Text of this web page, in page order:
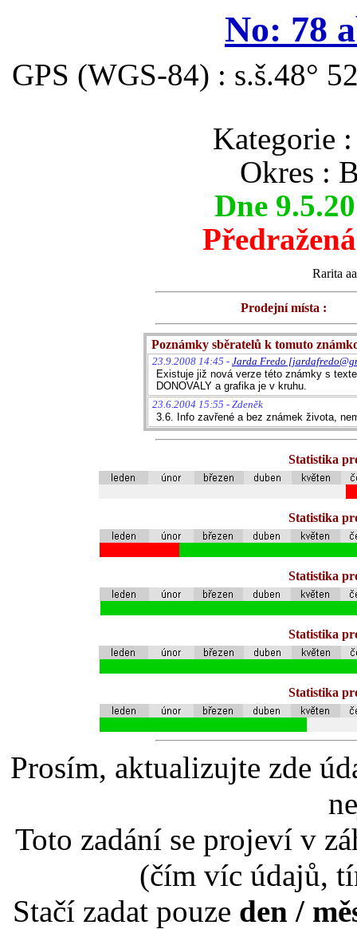
No: 78
GPS (WGS-84) : s.š.48°
Kategorie
Okres :
Dne
Rarita
Prodejní místa :
Poznámky sběratelů k tomuto
23.9.2008 14:45 - Jarda Fredo
Existuje již nová verze této známky s
DONOVALY a grafika je v kruhu.
23.6.2004 15:55 - Zdeněk
3.6. Info zavřené a bez známek života,
Statistika
Statistika
Statistika
Statistika
Statistika
Prosím, aktualizujte zde
Toto zadání se projeví v
(čím víc údajů,
Stačí zadat pouze den /